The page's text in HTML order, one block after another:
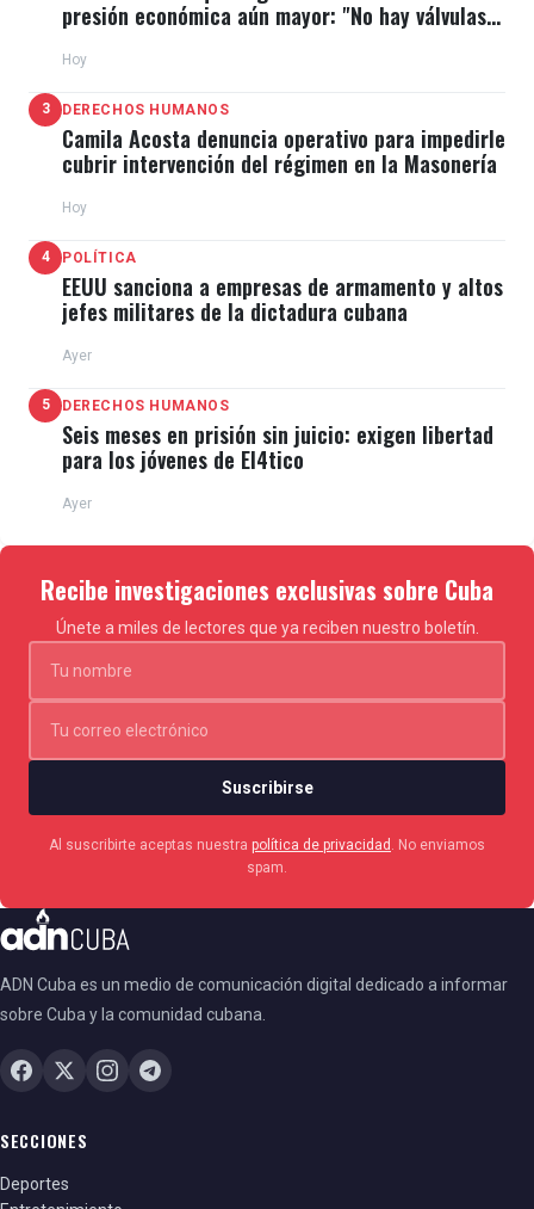
presión económica aún mayor: "No hay válvulas
Hoy
3 DERECHOS HUMANOS
Camila Acosta denuncia operativo para impedirle
cubrir intervención del régimen en la Masonería
Hoy
4 POLÍTICA
EEUU sanciona a empresas de armamento y altos
jefes militares de la dictadura cubana
Ayer
5 DERECHOS HUMANOS
Seis meses en prisión sin juicio: exigen libertad
para los jóvenes de El4tico
Ayer
Recibe investigaciones exclusivas sobre Cuba
Únete a miles de lectores que ya reciben nuestro boletín.
Suscribirse
Al suscribirte aceptas nuestra política de privacidad
. No enviamos
spam.
ADN Cuba es un medio de comunicación digital dedicado a informar
sobre Cuba y la comunidad cubana.
SECCIONES
Deportes